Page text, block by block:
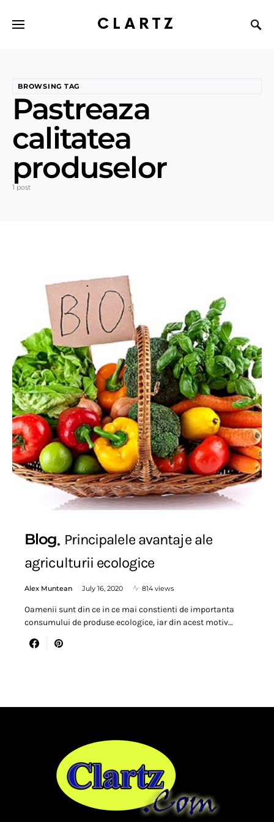
CLARTZ
BROWSING TAG
Pastreaza
calitatea
produselor
1 post
Blog Principalele avantaje ale
agriculturii ecologice
Alex Muntean July 16, 2020 814 views
Oamenii sunt din ce in ce mai constienti de importanta
consumului de produse ecologice, iar din acest motiv…